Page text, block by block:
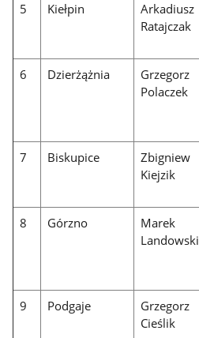
5 Kiełpin
Arkadiusz
Ratajczak
6 Dzierżążnia
Grzegorz
Polaczek
7 Biskupice
Zbigniew
Kiejzik
8 Górzno
Marek
Landowski
9 Podgaje
Grzegorz
Cieślik